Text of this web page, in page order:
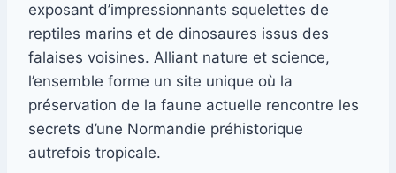
exposant d’impressionnants squelettes de
reptiles marins et de dinosaures issus des
falaises voisines. Alliant nature et science,
l’ensemble forme un site unique où la
préservation de la faune actuelle rencontre les
secrets d’une Normandie préhistorique
autrefois tropicale.